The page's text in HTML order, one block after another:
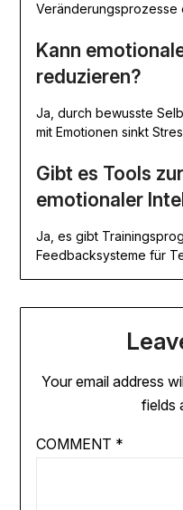
Veränderungsprozesse
Kann
reduzieren?
Ja, durch bewusste
mit Emotionen sinkt
Gibt es Tools
emotionaler
Ja, es gibt
Feedbacksysteme für
Your email address
fields
COMMENT *